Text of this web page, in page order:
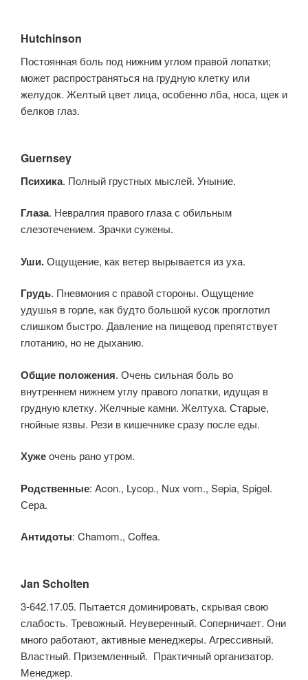
Hutchinson
Постоянная боль под нижним углом правой лопатки;
может распространяться на грудную клетку или
желудок. Желтый цвет лица, особенно лба, носа, щек и
белков глаз.
Guernsey
Психика. Полный грустных мыслей. Уныние.
Глаза. Невралгия правого глаза с обильным
слезотечением. Зрачки сужены.
Уши.Ощущение, как ветер вырывается из уха.
Грудь. Пневмония с правой стороны. Ощущение
удушья в горле, как будто большой кусок проглотил
слишком быстро. Давление на пищевод препятствует
глотанию, но не дыханию.
Общие положения. Очень сильная боль во
внутреннем нижнем углу правого лопатки, идущая в
грудную клетку. Желчные камни. Желтуха. Старые,
гнойные язвы. Рези в кишечнике сразу после еды.
Хужеочень рано утром.
Родственные: Acon., Lycop., Nux vom., Sepia, Spigel.
Сера.
Антидоты: Chamom., Coffea.
Jan Scholten
3-642.17.05. Пытается доминировать, скрывая свою
слабость. Тревожный. Неуверенный. Соперничает. Они
много работают, активные менеджеры. Агрессивный.
Властный. Приземленный. Практичный организатор.
Менеджер.